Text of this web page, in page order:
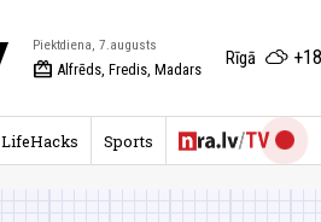
Piektdiena, 7.augusts
redeem Alfrēds, Fredis, Madars
Rīgā
LifeHacks Sports